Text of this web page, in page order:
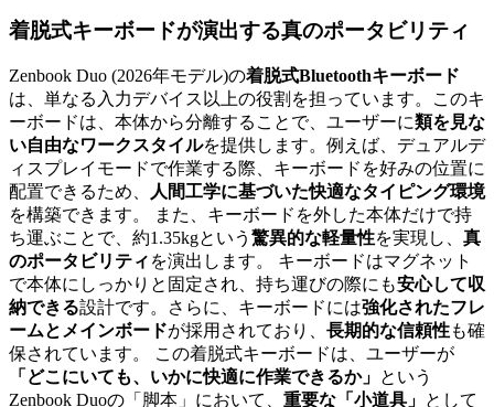
着脱式キーボードが演出する真のポータビリティ
Zenbook Duo (2026年モデル)の着脱式Bluetoothキーボード
は、単なる入力デバイス以上の役割を担っています。このキ
ーボードは、本体から分離することで、ユーザーに類を見な
い自由なワークスタイルを提供します。例えば、デュアルデ
ィスプレイモードで作業する際、キーボードを好みの位置に
配置できるため、
人間工学に基づいた快適なタイピング環境
を構築できます。 また、キーボードを外した本体だけで持
ち運ぶことで、約1.35kgという 驚異的な軽量性を実現し、 真
のポータビリティ を演出します。 キーボードはマグネット
で本体にしっかりと固定され、持ち運びの際にも安心して収
納できる設計です。さらに、キーボードには強化されたフレ
ームとメインボードが採用されており、 長期的な信頼性も確
保されています。 この着脱式キーボードは、ユーザーが
「どこにいても、いかに快適に作業できるか」 という
Zenbook Duoの「脚本」において、 重要な「小道具」 として